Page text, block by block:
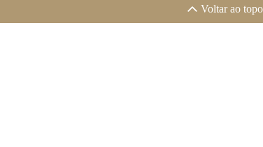
Voltar ao topo